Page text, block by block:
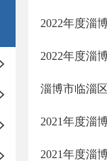
2022年度淄
2022年度淄
淄博市临淄
2021年度淄
2021年度淄